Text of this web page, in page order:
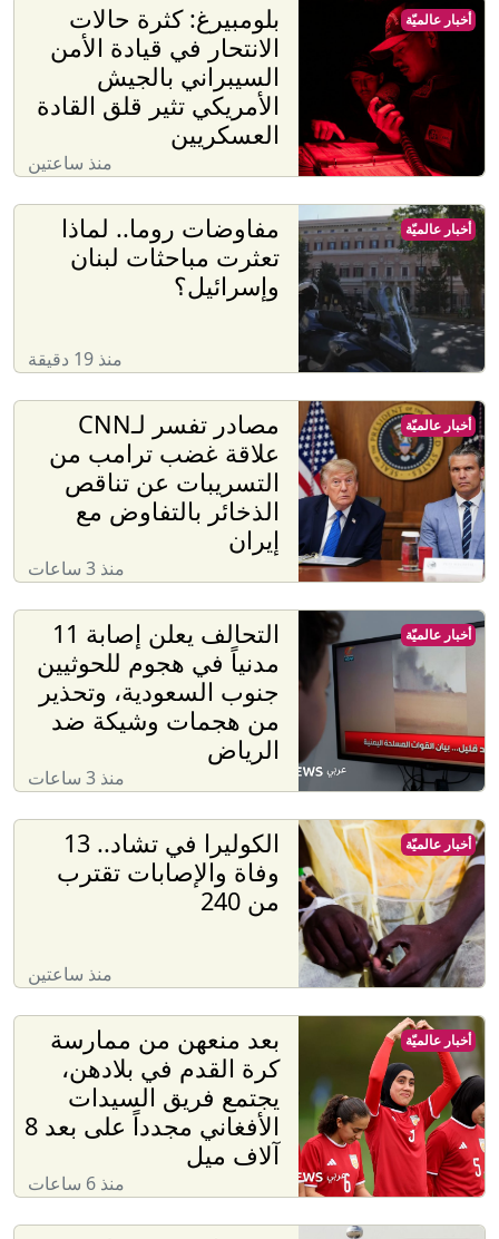
بلومبيرغ: كثرة حالات
الانتحار في قيادة الأمن
السيبراني بالجيش
الأمريكي تثير قلق القادة
العسكريين
منذ ساعتين
أخبار عالميّة
مفاوضات روما.. لماذا
تعثرت مباحثات لبنان
وإسرائيل؟
منذ 19 دقيقة
أخبار عالميّة
مصادر تفسر لـCNN
علاقة غضب ترامب من
التسريبات عن تناقص
الذخائر بالتفاوض مع
إيران
منذ 3 ساعات
أخبار عالميّة
التحالف يعلن إصابة 11
مدنياً في هجوم للحوثيين
جنوب السعودية، وتحذير
من هجمات وشيكة ضد
الرياض
منذ 3 ساعات
أخبار عالميّة
الكوليرا في تشاد.. 13
وفاة والإصابات تقترب
من 240
منذ ساعتين
أخبار عالميّة
بعد منعهن من ممارسة
كرة القدم في بلادهن،
يجتمع فريق السيدات
الأفغاني مجدداً على بعد 8
آلاف ميل
منذ 6 ساعات
أخبار عالميّة